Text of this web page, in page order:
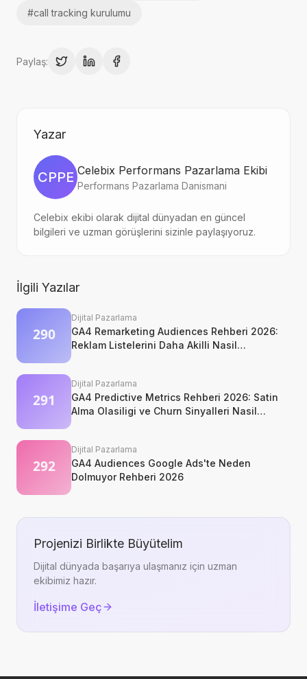
#call tracking kurulumu
Paylaş:
Yazar
CPPE Celebix Performans Pazarlama Ekibi
Performans Pazarlama Danismani
Celebix ekibi olarak dijital dünyadan en güncel
bilgileri ve uzman görüşlerini sizinle paylaşıyoruz.
İlgili Yazılar
Dijital Pazarlama
GA4 Remarketing Audiences Rehberi 2026:
Reklam Listelerini Daha Akilli Nasil
Dijital Pazarlama
GA4 Predictive Metrics Rehberi 2026: Satin
Alma Olasiligi ve Churn Sinyalleri Nasil
Dijital Pazarlama
GA4 Audiences Google Ads'te Neden
Dolmuyor Rehberi 2026
Projenizi Birlikte Büyütelim
Dijital dünyada başarıya ulaşmanız için uzman
ekibimiz hazır.
İletişime Geç